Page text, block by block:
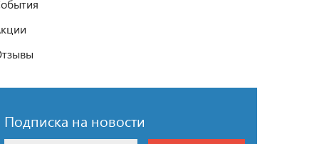
Подписка на новости